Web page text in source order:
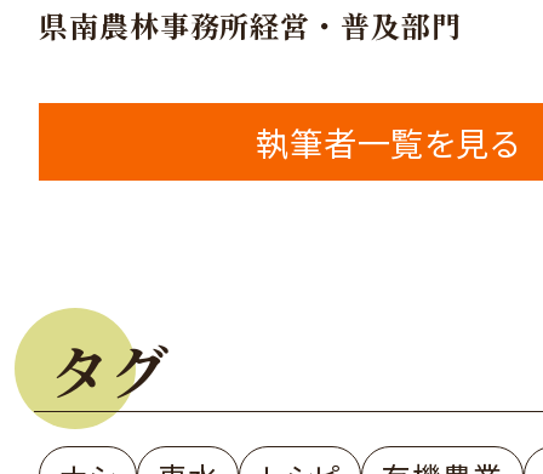
県南農林事務所経営・普及部門
執筆者一覧を見る
タグ